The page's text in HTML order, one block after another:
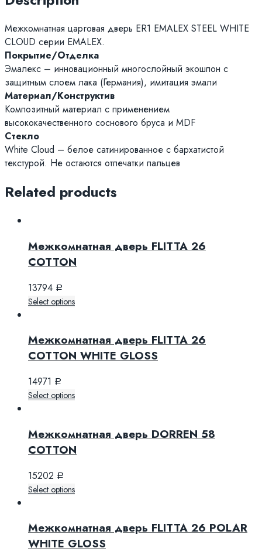
Межкомнатная царговая дверь ER1 EMALEX STEEL WHITE
CLOUD серии EMALEX.
Покрытие/Отделка
Эмалекс – инновационный многослойный экошпон с
защитным слоем лака (Германия), имитация эмали
Материал/Конструктив
Композитный материал с применением
высококачественного соснового бруса и MDF
Стекло
White Cloud – белое сатинированное с бархатистой
текстурой. Не остаются отпечатки пальцев
Related products
Межкомнатная дверь FLITTA 26
COTTON
13794 Р
Select options
Межкомнатная дверь FLITTA 26
COTTON WHITE GLOSS
14971 Р
Select options
Межкомнатная дверь DORREN 58
COTTON
15202 Р
Select options
Межкомнатная дверь FLITTA 26 POLAR
WHITE GLOSS